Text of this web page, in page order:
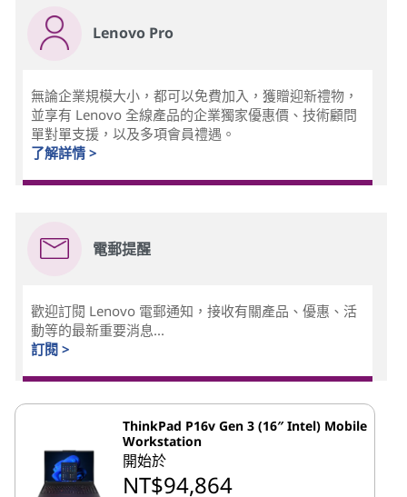
Lenovo Pro
無論企業規模大小，都可以免費加入，獲贈迎新禮物，
並享有 Lenovo 全線產品的企業獨家優惠價、技術顧問
單對單支援，以及多項會員禮遇。
了解詳情 >
電郵提醒
歡迎訂閱 Lenovo 電郵通知，接收有關產品、優惠、活
動等的最新重要消息...
訂閱 >
ThinkPad P16v Gen 3 (16″ Intel) Mobile
Workstation
開始於
NT$94,864